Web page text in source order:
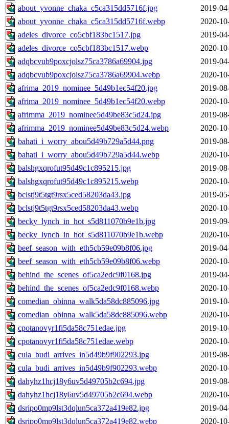
about_yvonne_chaka_c5ca315dd5716f.jpg
2019-
about_yvonne_chaka_c5ca315dd5716f.webp
2020-
adeles_divorce_co5cbf183bc1517.jpg
2019-
adeles_divorce_co5cbf183bc1517.webp
2020-
adqbcvub9poxcjolsz75ca3786a69904.jpg
2019-
adqbcvub9poxcjolsz75ca3786a69904.webp
2020-
afrima_2019_nominee_5d49b1ec54f20.jpg
2019-
afrima_2019_nominee_5d49b1ec54f20.webp
2020-
afrimma_2019_nominee5d49be83c5d24.jpg
2019-
afrimma_2019_nominee5d49be83c5d24.webp
2020-
bahati_i_worry_abou5d49b729a5d44.png
2019-
bahati_i_worry_abou5d49b729a5d44.webp
2020-
balshgxqrofut95d49c1c895215.jpg
2019-
balshgxqrofut95d49c1c895215.webp
2020-
bclstj9t5tgt9rsx5ced58203da43.jpg
2019-
bclstj9t5tgt9rsx5ced58203da43.webp
2020-
becky_lynch_in_hot_s5d811070b9e1b.jpg
2019-
becky_lynch_in_hot_s5d811070b9e1b.webp
2020-
beef_season_with_eth5cb59e09b8f06.jpg
2019-
beef_season_with_eth5cb59e09b8f06.webp
2020-
behind_the_scenes_of5ca2edc9f0168.jpg
2019-
behind_the_scenes_of5ca2edc9f0168.webp
2020-
comedian_obinna_walk5da58dc885096.jpg
2019-
comedian_obinna_walk5da58dc885096.webp
2020-
cpotanovyr1fi5da58c751edae.jpg
2019-
cpotanovyr1fi5da58c751edae.webp
2020-
cula_budi_arrives_in5d49b9f902293.jpg
2019-
cula_budi_arrives_in5d49b9f902293.webp
2020-
dahyhz1hcj18y6uv5d49705b2c694.jpg
2019-
dahyhz1hcj18y6uv5d49705b2c694.webp
2020-
dsripo0mp9lst3dqlun5ca372a419e82.jpg
2019-
dsripo0mp9lst3dqlun5ca372a419e82.webp
2020-